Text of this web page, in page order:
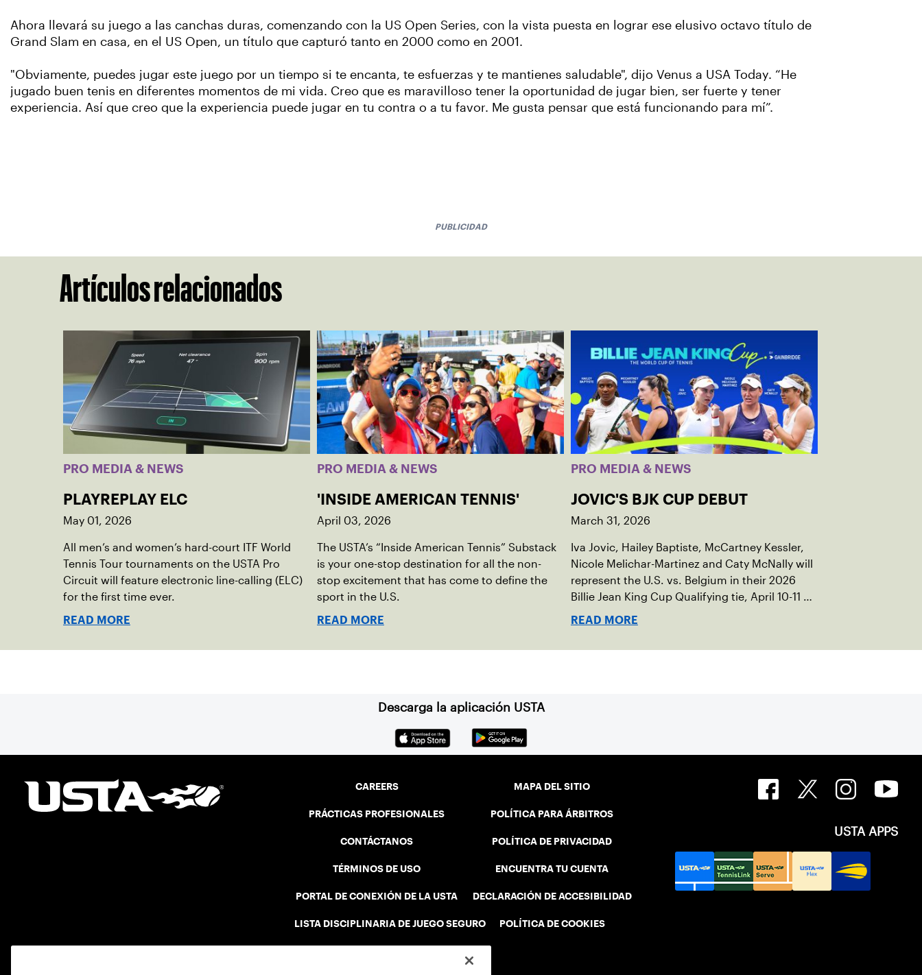
Ahora llevará su juego a las canchas duras, comenzando con la US Open Series, con la vista puesta en lograr ese elusivo octavo título de
Grand Slam en casa, en el US Open, un título que capturó tanto en 2000 como en 2001.
"Obviamente, puedes jugar este juego por un tiempo si te encanta, te esfuerzas y te mantienes saludable", dijo Venus a USA Today. “He
jugado buen tenis en diferentes momentos de mi vida. Creo que es maravilloso tener la oportunidad de jugar bien, ser fuerte y tener
experiencia. Así que creo que la experiencia puede jugar en tu contra o a tu favor. Me gusta pensar que está funcionando para mí”.
PUBLICIDAD
Artículos relacionados
PRO MEDIA & NEWS
PLAYREPLAY ELC
May 01, 2026
All men’s and women’s hard-court ITF World
Tennis Tour tournaments on the USTA Pro
Circuit will feature electronic line-calling (ELC)
for the first time ever.
READ MORE
PRO MEDIA & NEWS
'INSIDE AMERICAN TENNIS'
April 03, 2026
The USTA’s “Inside American Tennis” Substack
is your one-stop destination for all the non-
stop excitement that has come to define the
sport in the U.S.
READ MORE
PRO MEDIA & NEWS
JOVIC'S BJK CUP DEBUT
March 31, 2026
Iva Jovic, Hailey Baptiste, McCartney Kessler,
Nicole Melichar-Martinez and Caty McNally will
represent the U.S. vs. Belgium in their 2026
Billie Jean King Cup Qualifying tie, April 10-11 on
indoor red clay in Ostend, Belgium.
READ MORE
Descarga la aplicación USTA
CAREERS
PRÁCTICAS PROFESIONALES
CONTÁCTANOS
TÉRMINOS DE USO
PORTAL DE CONEXIÓN DE LA USTA
LISTA DISCIPLINARIA DE JUEGO SEGURO
MAPA DEL SITIO
POLÍTICA PARA ÁRBITROS
POLÍTICA DE PRIVACIDAD
ENCUENTRA TU CUENTA
DECLARACIÓN DE ACCESIBILIDAD
POLÍTICA DE COOKIES
USTA APPS